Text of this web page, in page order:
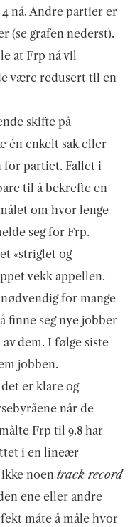
nå. Andre partier er
(se grafen nederst).
at Frp nå vil
være redusert til en
skifte på
én enkelt sak eller
for partiet. Fallet i
til å bekrefte en
om hvor lenge
seg for Frp.
«striglet og
vekk appellen.
for mange
finne seg nye jobber
av dem. I følge siste
jobben.
er klare og
når de
Frp til 9.8 har
i en lineær
noen track record
ene eller andre
måte å måle hvor